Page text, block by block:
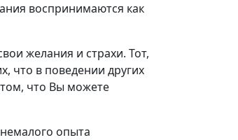
воспринимаются как
желания и страхи. Тот,
что в поведении других
том, что Вы можете
опыта